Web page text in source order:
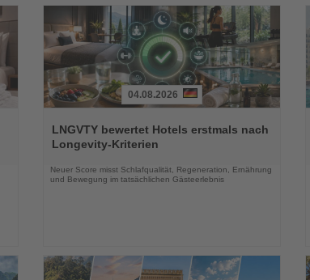
Sie
die
Nachrichten
04.08.2026
LNGVTY bewertet Hotels erstmals nach
Longevity-Kriterien
Neuer Score misst Schlafqualität, Regeneration, Ernährung
und Bewegung im tatsächlichen Gästeerlebnis